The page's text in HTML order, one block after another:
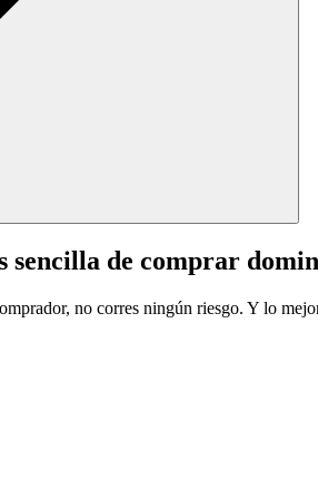
sencilla de comprar
no corres ningún riesgo. Y lo